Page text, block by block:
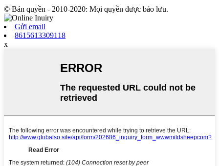
© Bản quyền - 2010-2020: Mọi quyền được bảo lưu.
Gửi email
8615613309118
x